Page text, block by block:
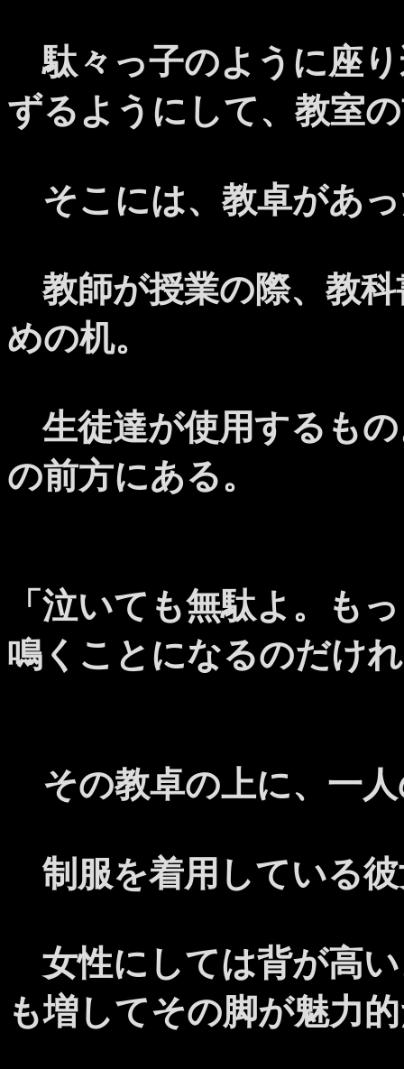
駄々っ子のように座
ずるようにして、教室
そこには、教卓があ
教師が授業の際、教
めの机。
生徒達が使用するも
の前方にある。
「泣いても無駄よ。も
鳴くことになるのだけ
その教卓の上に、一
制服を着用している
女性にしては背が高
も増してその脚が魅力